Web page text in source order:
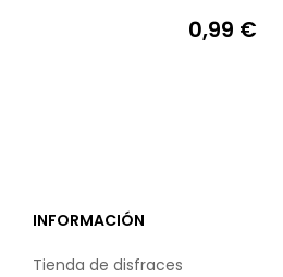
Precio
0,99 €
INFORMACIÓN
Tienda de disfraces